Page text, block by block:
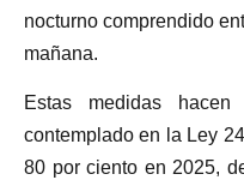
nocturno comprendido
mañana.
Estas medidas
contemplado en la Ley
80 por ciento en 2025,